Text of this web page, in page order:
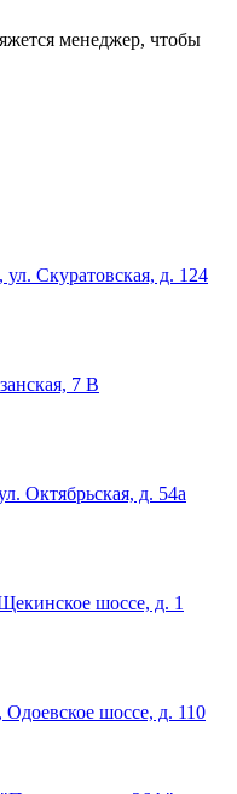
менеджер, чтобы
ул. Скуратовская, д. 124
7 В
Октябрьская, д. 54а
шоссе, д. 1
Одоевское шоссе, д. 110